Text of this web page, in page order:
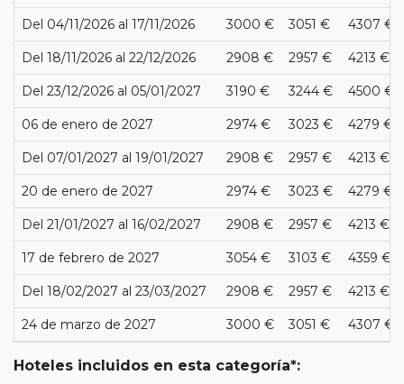
Del 04/11/2026 al 17/11/2026 3000 € 3051 € 4307 €
Del 18/11/2026 al 22/12/2026 2908 € 2957 € 4213 €
Del 23/12/2026 al 05/01/2027 3190 € 3244 € 4500 €
06 de enero de 2027 2974 € 3023 € 4279 €
Del 07/01/2027 al 19/01/2027 2908 € 2957 € 4213 €
20 de enero de 2027 2974 € 3023 € 4279 €
Del 21/01/2027 al 16/02/2027 2908 € 2957 € 4213 €
17 de febrero de 2027 3054 € 3103 € 4359 €
Del 18/02/2027 al 23/03/2027 2908 € 2957 € 4213 €
24 de marzo de 2027 3000 € 3051 € 4307 €
Hoteles incluidos en esta categoría*: